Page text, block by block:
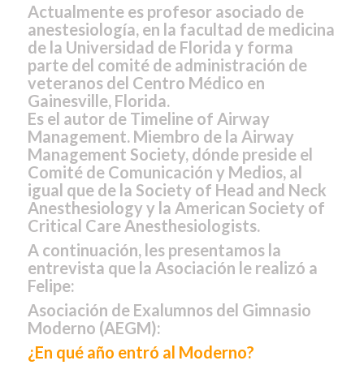
Actualmente es profesor asociado de
anestesiología, en la facultad de medicina
de la Universidad de Florida y forma
parte del comité de administración de
veteranos del Centro Médico en
Gainesville, Florida.
Es el autor de Timeline of Airway
Management. Miembro de la Airway
Management Society, dónde preside el
Comité de Comunicación y Medios, al
igual que de la Society of Head and Neck
Anesthesiology y la American Society of
Critical Care Anesthesiologists.
A continuación, les presentamos la
entrevista que la Asociación le realizó a
Felipe:
Asociación de Exalumnos del Gimnasio
Moderno (AEGM):
¿En qué año entró al Moderno?